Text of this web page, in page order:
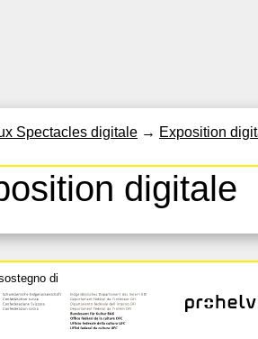
Spectacles digitale → Exposition
digitale
di